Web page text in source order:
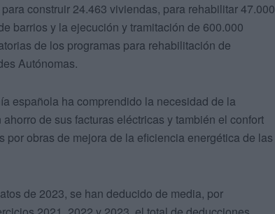
construir 24.463 viviendas, para rehabilitar 47.000
barrios y la ejecución y tramitación de 600.000
de los programas para rehabilitación de
Autónomas.
española ha comprendido la necesidad de la
de sus facturas eléctricas y también el confort
obras de mejora de la eficiencia energética de las
de 2023, se han deducido de media, por